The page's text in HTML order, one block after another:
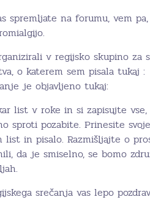
spremljate na forumu, vem
v regijsko skupino za
o katerem sem pisala tukaj :
je objavljeno tukaj:
list v roke in si zapisujte
sproti pozabite. Prinesite
list in pisalo. Razmišljajte o
da je smiselno, se bomo
srečanja vas lepo